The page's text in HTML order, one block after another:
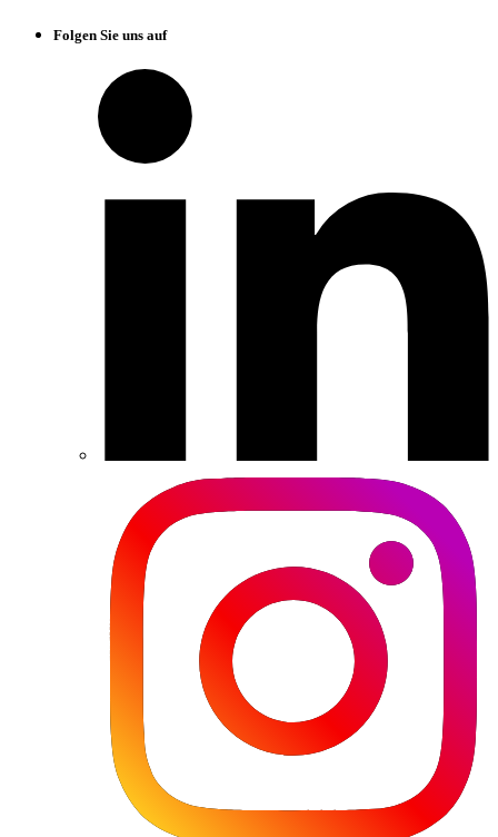
Folgen Sie uns auf